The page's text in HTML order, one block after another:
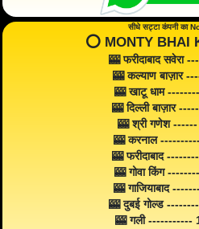
सीधे सट्टा कंपनी का
⭕️ MONTY BHAI
🎰 फरीदाबाद सवेरा
🎰 कल्याण बाज़ार
🎰 खाटू धाम
🎰 दिल्ली बाज़ार
🎰 श्री गणेश
🎰 करनाल
🎰 फरीदाबाद
🎰 गोवा किंग
🎰 गाजियाबाद
🎰 दुबई गोल्ड
🎰 गली -----------